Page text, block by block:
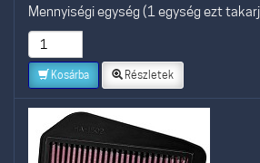
Mennyiségi egység (1 egység ezt
Kosárba Részletek